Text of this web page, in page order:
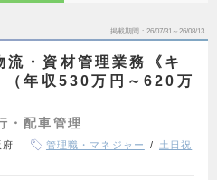
掲載期間 26/07/31～26/08/13
流・資材管理業務《キ
（年収530万円～620万
・配車管理
府 管理職・マネジャー
土日祝